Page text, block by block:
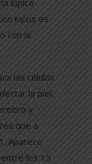
lupus es
con la
las células
la piel,
y
que a
Aparece
los 15